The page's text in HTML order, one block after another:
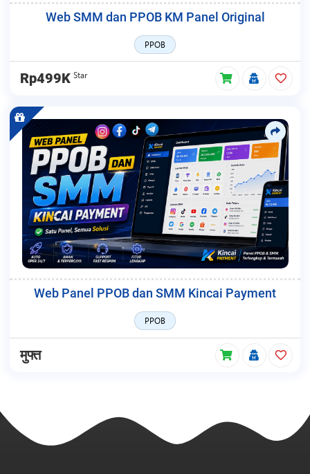
Web SMM dan PPOB KM Panel Original
PPOB
Rp499K Star
Web Panel PPOB dan SMM Kincai Payment
PPOB
मुफ्त